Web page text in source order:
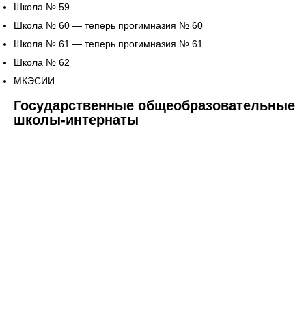
Школа № 59
Школа № 60 — теперь прогимназия № 60
Школа № 61 — теперь прогимназия № 61
Школа № 62
МКЭСИИ
Государственные общеобразовательные
школы-интернаты